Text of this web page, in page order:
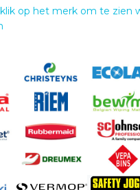
klik op het merk om te zien